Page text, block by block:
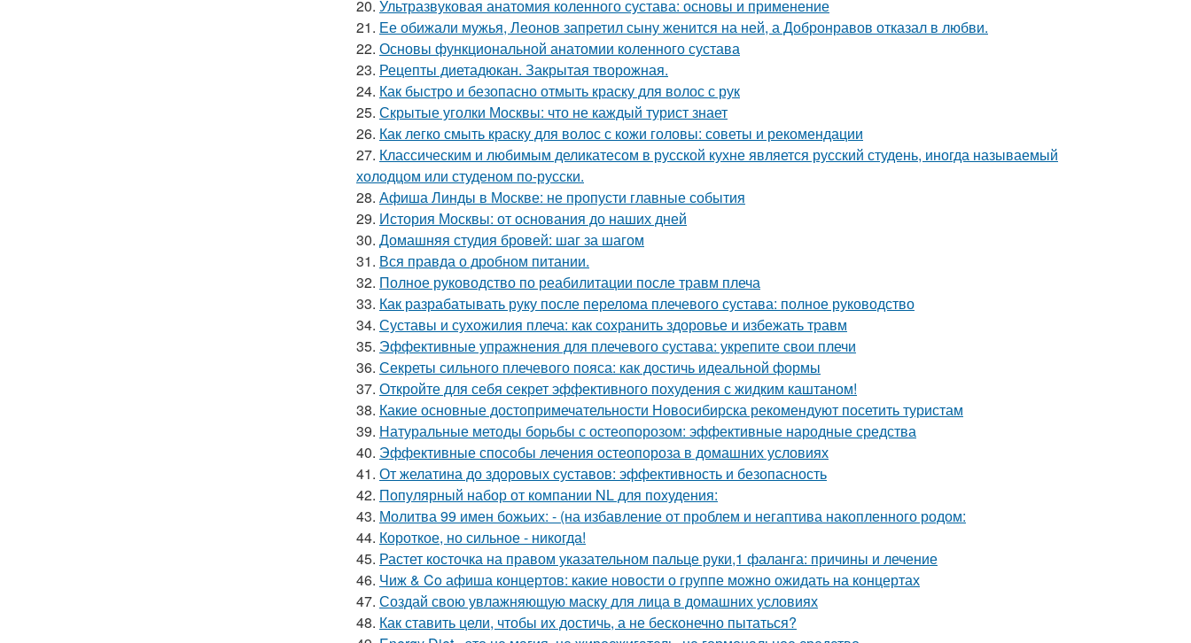
20. Ультразвуковая анатомия коленного сустава: основы и применение
21. Ее обижали мужья, Леонов запретил сыну женится на ней, а Добронравов отказал в любви.
22. Основы функциональной анатомии коленного сустава
23. Рецепты диетадюкан. Закрытая творожная.
24. Как быстро и безопасно отмыть краску для волос с рук
25. Скрытые уголки Москвы: что не каждый турист знает
26. Как легко смыть краску для волос с кожи головы: советы и рекомендации
27. Классическим и любимым деликатесом в русской кухне является русский студень, иногда называемый
холодцом или студеном по-русски.
28. Афиша Линды в Москве: не пропусти главные события
29. История Москвы: от основания до наших дней
30. Домашняя студия бровей: шаг за шагом
31. Вся правда о дробном питании.
32. Полное руководство по реабилитации после травм плеча
33. Как разрабатывать руку после перелома плечевого сустава: полное руководство
34. Суставы и сухожилия плеча: как сохранить здоровье и избежать травм
35. Эффективные упражнения для плечевого сустава: укрепите свои плечи
36. Секреты сильного плечевого пояса: как достичь идеальной формы
37. Откройте для себя секрет эффективного похудения с жидким каштаном!
38. Какие основные достопримечательности Новосибирска рекомендуют посетить туристам
39. Натуральные методы борьбы с остеопорозом: эффективные народные средства
40. Эффективные способы лечения остеопороза в домашних условиях
41. От желатина до здоровых суставов: эффективность и безопасность
42. Популярный набор от компании NL для похудения:
43. Молитва 99 имен божьих: - (на избавление от проблем и негаптива накопленного родом:
44. Короткое, но сильное - никогда!
45. Растет косточка на правом указательном пальце руки,1 фаланга: причины и лечение
46. Чиж & Co афиша концертов: какие новости о группе можно ожидать на концертах
47. Создай свою увлажняющую маску для лица в домашних условиях
48. Как ставить цели, чтобы их достичь, а не бесконечно пытаться?